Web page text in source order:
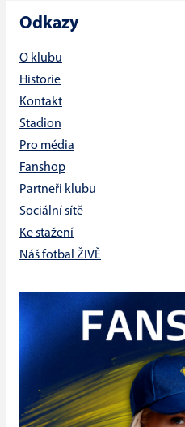
Odkazy
O klubu
Historie
Kontakt
Stadion
Pro média
Fanshop
Partneři klubu
Sociální sítě
Ke stažení
Náš fotbal ŽIVĚ